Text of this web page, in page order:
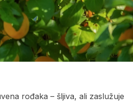
rođaka – šljiva, ali zaslužuje